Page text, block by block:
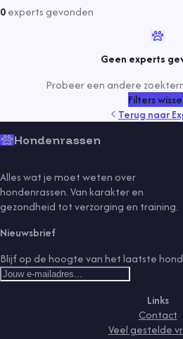
0experts gevonden
Geen experts
Probeer een andere
Filters
Terug naar
Hondenrassen
Alles wat je moet weten over
hondenrassen. Van karakter en
gezondheid tot verzorging en training.
Nieuwsbrief
Blijf op de hoogte van het laatste
Links
Contact
Veel gestelde